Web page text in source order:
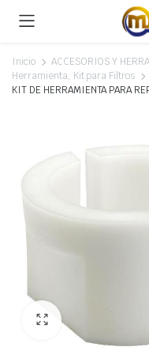
Inicio
ACCESORIOS Y
Herramienta, Kit para Filtros
KIT DE HERRAMIENTA PARA